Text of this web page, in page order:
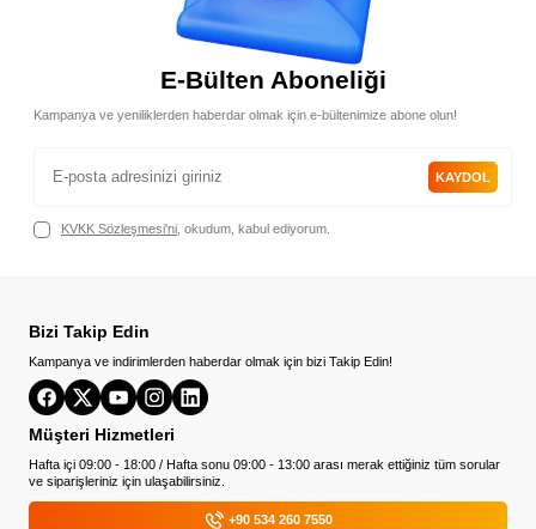
E-Bülten Aboneliği
Kampanya ve yeniliklerden haberdar olmak için e-bültenimize abone olun!
KAYDOL
KVKK Sözleşmesi'ni , okudum, kabul ediyorum.
Bizi Takip Edin
Kampanya ve indirimlerden haberdar olmak için bizi Takip Edin!
Müşteri Hizmetleri
Hafta içi 09:00 - 18:00 / Hafta sonu 09:00 - 13:00 arası merak ettiğiniz tüm sorular
ve siparişleriniz için ulaşabilirsiniz.
+90 534 260 7550